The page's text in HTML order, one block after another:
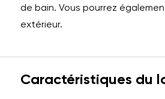
de bain. Vous pourrez
extérieur.
Caractéristiques du